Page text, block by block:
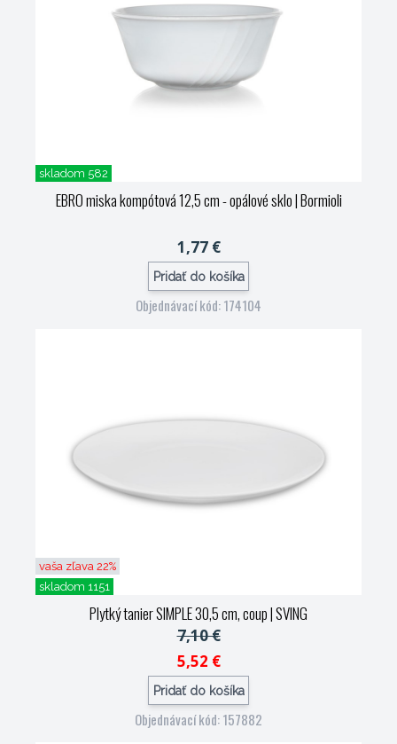
skladom 582
EBRO miska kompótová 12,5 cm - opálové sklo| Bormioli
1,77 €
Pridať do košíka
Objednávací kód: 174104
vaša zľava 22%
skladom 1151
Plytký tanier SIMPLE 30,5 cm, coup| SVING
7,10 €
5,52 €
Pridať do košíka
Objednávací kód: 157882